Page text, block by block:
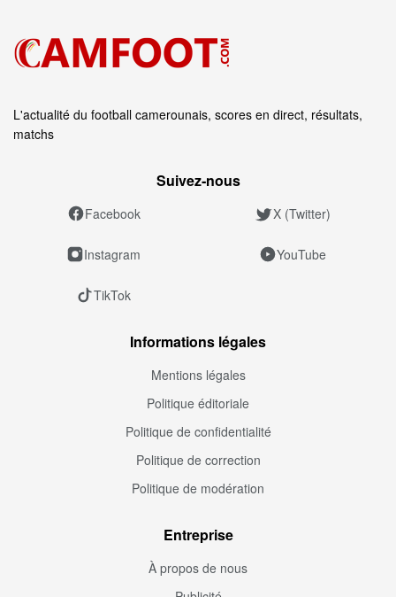
L'actualité du football camerounais, scores en direct, résultats,
matchs
Suivez‑nous
Facebook X (Twitter)
Instagram YouTube
TikTok
Informations légales
Mentions légales
Politique éditoriale
Politique de confidentialité
Politique de correction
Politique de modération
Entreprise
À propos de nous